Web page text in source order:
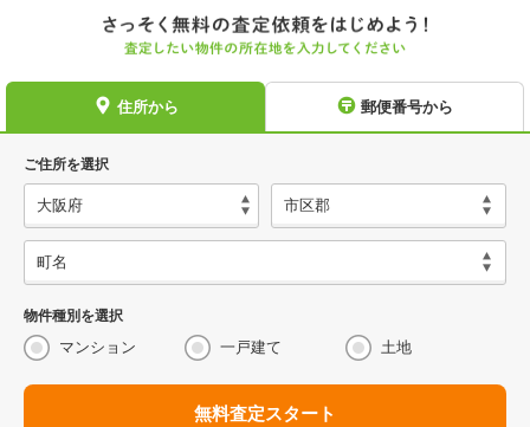
住所から 郵便番号から
ご住所を選択
物件種別を選択
マンション 一戸建て 土地
無料査定スタート